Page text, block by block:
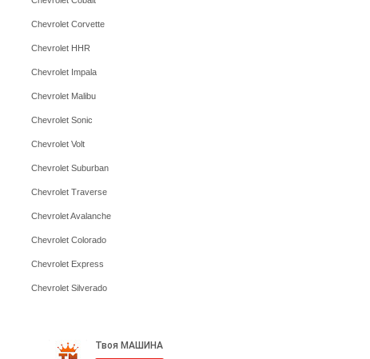
Chevrolet Corvette
Chevrolet HHR
Chevrolet Impala
Chevrolet Malibu
Chevrolet Sonic
Chevrolet Volt
Chevrolet Suburban
Chevrolet Traverse
Chevrolet Avalanche
Chevrolet Colorado
Chevrolet Express
Chevrolet Silverado